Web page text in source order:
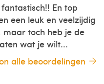
En top
een leuk en veelzijdig
toch heb je de
wat je wilt...
alle beoordelingen